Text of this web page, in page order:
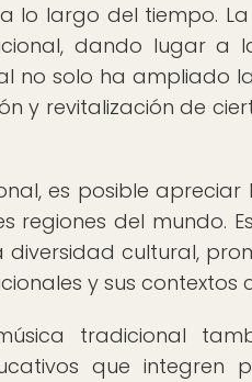
lo largo del tiempo.
dando lugar a
no solo ha ampliado
y revitalización de
es posible apreciar
regiones del mundo.
cultural,
y sus contextos
tradicional
que integren